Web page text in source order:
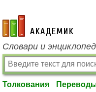
academic.ru
Словари и
Толкования